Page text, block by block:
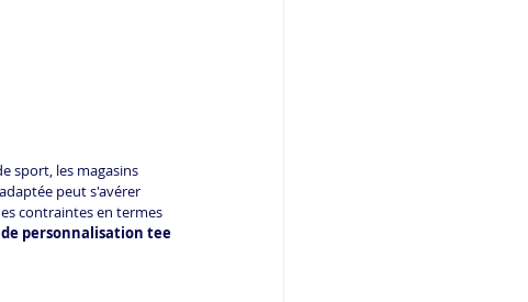
sport, les magasins
peut s'avérer
contraintes en termes
personnalisation tee